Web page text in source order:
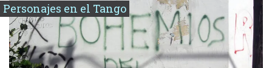
Personajes en el Tango